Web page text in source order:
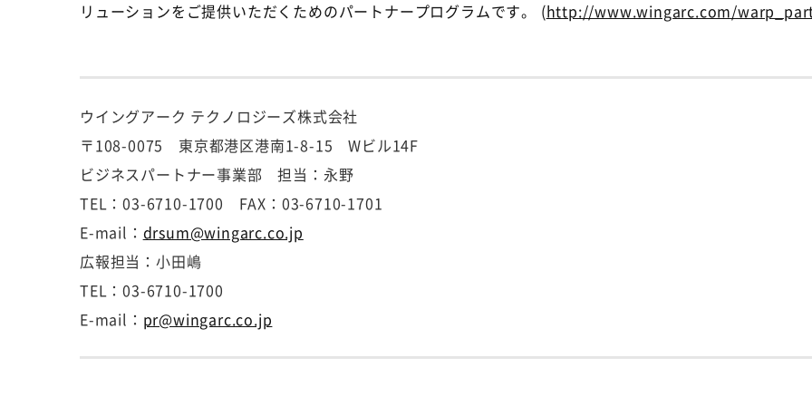
リューションをご提供いただくためのパートナープログラムです。 (http://www.wingarc.com/
ウイングアーク テクノロジーズ株式会社
〒108-0075 東京都港区港南1-8-15 Wビル14F
ビジネスパートナー事業部 担当：永野
TEL：03-6710-1700 FAX：03-6710-1701
E-mail： drsum@wingarc.co.jp
広報担当：小田嶋
TEL：03-6710-1700
E-mail： pr@wingarc.co.jp